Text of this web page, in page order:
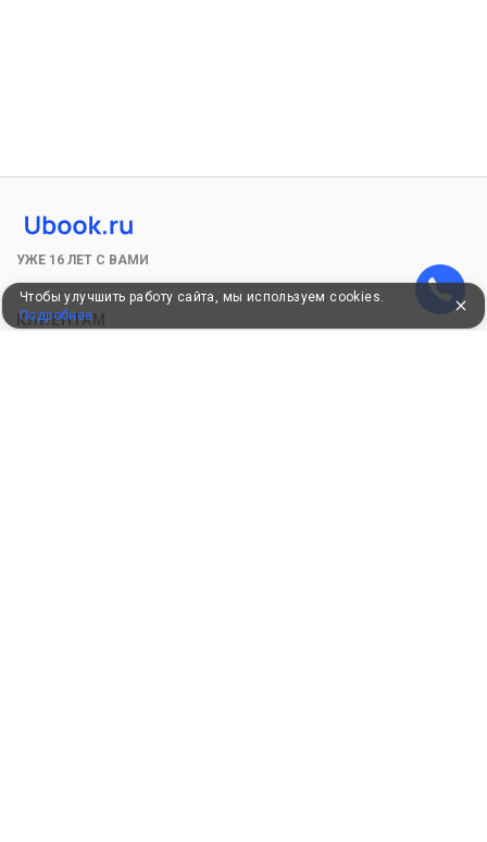
УЖЕ 16 ЛЕТ С ВАМИ
КЛИЕНТАМ
Чтобы улучшить работу сайта, мы используем cookies.
Подробнее